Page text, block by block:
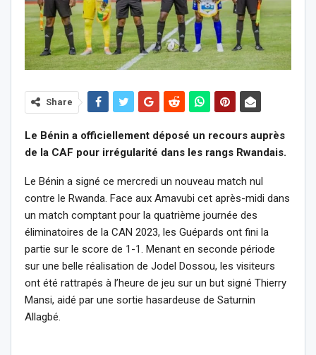
Share
Le Bénin a officiellement déposé un recours auprès
de la CAF pour irrégularité dans les rangs Rwandais.
Le Bénin a signé ce mercredi un nouveau match nul
contre le Rwanda. Face aux Amavubi cet après-midi dans
un match comptant pour la quatrième journée des
éliminatoires de la CAN 2023, les Guépards ont fini la
partie sur le score de 1-1. Menant en seconde période
sur une belle réalisation de Jodel Dossou, les visiteurs
ont été rattrapés à l’heure de jeu sur un but signé Thierry
Mansi, aidé par une sortie hasardeuse de Saturnin
Allagbé.